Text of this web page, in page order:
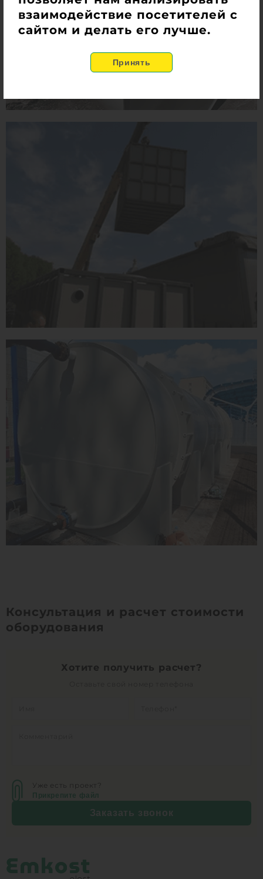
Консультация и расчет стоимости
оборудования
Хотите получить расчет?
Уже есть проект?
Прикрепите файл
Заказать звонок
взаимодействие посетителей с
сайтом и делать его лучше.